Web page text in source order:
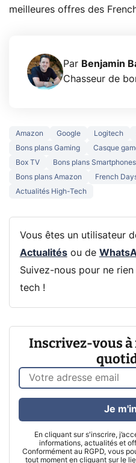
meilleures offres des
Par Benjamin
Chasseur de
Amazon Google Logitech
Bons plans Gaming
Casque
Box TV
Bons plans Smartphones
Bons plans Amazon
French
Actualités High-Tech
Vous êtes un utilisateur
Actualitésou de
Suivez-nous pour ne
tech !
Inscrivez-vous
En cliquant sur s'inscrire,
informations, actualités et
Conformément au RGPD, vous
tout moment en cliquant sur le
Je